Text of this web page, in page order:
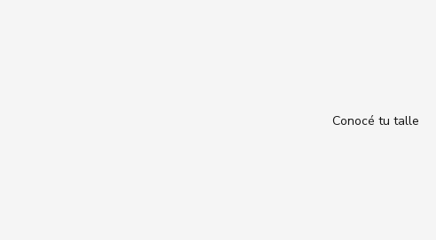
Conocé tu talle